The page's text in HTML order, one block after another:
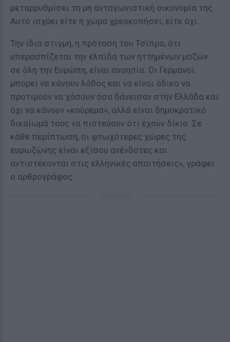
μεταρρυθμίσει τη μη ανταγωνιστική οικονομία της.
Αυτό ισχύει είτε η χώρα χρεοκοπήσει, είτε όχι.
Την ίδια στιγμή, η πρόταση του Τσίπρα, ότι
υπερασπίζεται την ελπίδα των ηττημένων μαζών
σε όλη την Ευρώπη, είναι ανοησία. Οι Γερμανοί
μπορεί να κάνουν λάθος και να είναι άδικο να
προτιμούν να χάσουν όσα δάνεισαν στην Ελλάδα και
όχι να κάνουν «κούρεμα», αλλά είναι δημοκρατικό
δικαίωμά τους να πιστεύουν ότι έχουν δίκιο. Σε
κάθε περίπτωση, οι φτωχότερες χώρες της
ευρωζώνης είναι εξίσου ανένδοτες και
αντιστέκονται στις ελληνικές απαιτήσεις», γράφει
ο αρθρογράφος.